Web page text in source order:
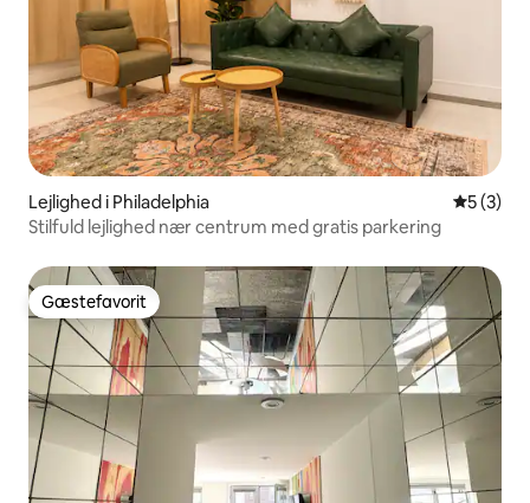
Lejlighed i Philadelphia 5 ud af 5
5 (3)
Stilfuld lejlighed nær centrum med gratis parkering
Gæstefavorit
Gæstefavorit